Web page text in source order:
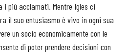
più acclamati. Mentre Igles ci
il suo entusiasmo è vivo in ogni sua
un socio economicamente con le
di poter prendere decisioni con